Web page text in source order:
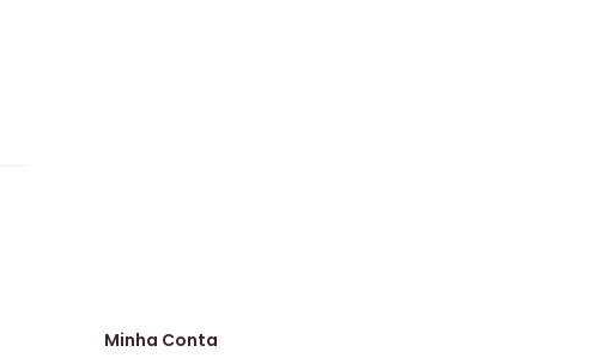
Minha Conta